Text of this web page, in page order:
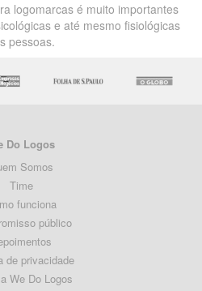
logomarcas é muito importantes
e até mesmo fisiológicas
pessoas.
Do Logos
Somos
Time
funciona
público
de privacidade
We Do Logos